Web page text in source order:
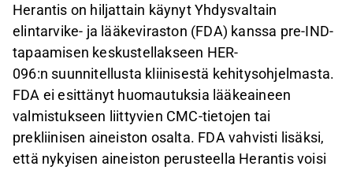
Herantis on hiljattain käynyt Yhdysvaltain
elintarvike- ja lääkeviraston (FDA) kanssa pre-IND-
tapaamisen keskustellakseen HER-
096:n suunnitellusta kliinisestä kehitysohjelmasta.
FDA ei esittänyt huomautuksia lääkeaineen
valmistukseen liittyvien CMC-tietojen tai
prekliinisen aineiston osalta. FDA vahvisti lisäksi,
että nykyisen aineiston perusteella Herantis voisi